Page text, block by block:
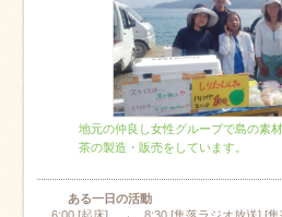
地元の仲良し女性グループで島の素
茶の製造・販売をしています。
ある一日の活動